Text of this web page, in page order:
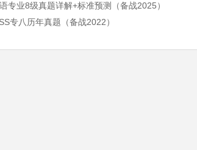
专业8级真题详解+标准预测（备战2025）
专八历年真题（备战2022）